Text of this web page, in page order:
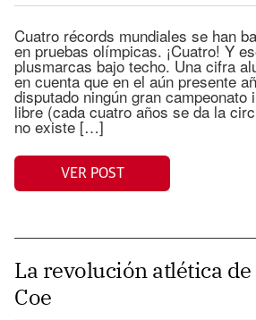
Cuatro récords mundiales se han
en pruebas olímpicas. ¡Cuatro! Y
plusmarcas bajo techo. Una cifra
en cuenta que en el aún presente
disputado ningún gran campeonato
libre (cada cuatro años se da la
no existe […]
VER POST
La revolución atlética
Coe